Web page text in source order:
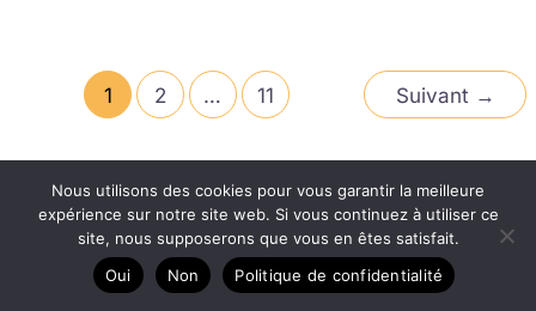
1 2 … 11 Suivant →
Nous utilisons des cookies pour vous garantir la meilleure
expérience sur notre site web. Si vous continuez à utiliser ce
site, nous supposerons que vous en êtes satisfait.
Oui
Non Politique de confidentialité